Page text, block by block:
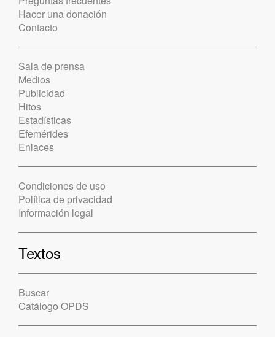
Hacer una donación
Contacto
Sala de prensa
Medios
Publicidad
Hitos
Estadísticas
Efemérides
Enlaces
Condiciones de uso
Política de privacidad
Información legal
Textos
Buscar
Catálogo OPDS